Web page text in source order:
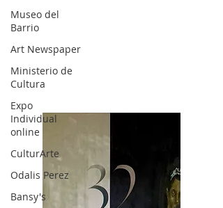
Museo del
Barrio
Art Newspaper
Ministerio de
Cultura
Expo
Individual
online
CulturArte
Odalis Perez
Bansy's